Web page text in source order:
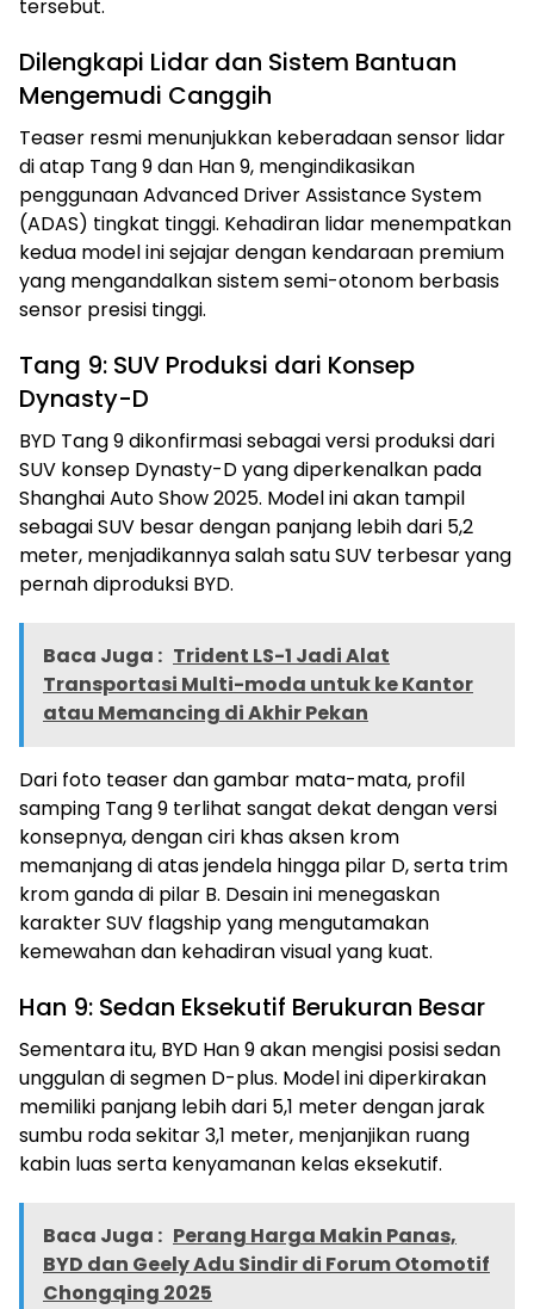
tersebut.
Dilengkapi Lidar dan Sistem Bantuan
Mengemudi Canggih
Teaser resmi menunjukkan keberadaan sensor lidar
di atap Tang 9 dan Han 9, mengindikasikan
penggunaan Advanced Driver Assistance System
(ADAS) tingkat tinggi. Kehadiran lidar menempatkan
kedua model ini sejajar dengan kendaraan premium
yang mengandalkan sistem semi-otonom berbasis
sensor presisi tinggi.
Tang 9: SUV Produksi dari Konsep
Dynasty-D
BYD Tang 9 dikonfirmasi sebagai versi produksi dari
SUV konsep Dynasty-D yang diperkenalkan pada
Shanghai Auto Show 2025. Model ini akan tampil
sebagai SUV besar dengan panjang lebih dari 5,2
meter, menjadikannya salah satu SUV terbesar yang
pernah diproduksi BYD.
Baca Juga : Trident LS-1 Jadi Alat
Transportasi Multi-moda untuk ke Kantor
atau Memancing di Akhir Pekan
Dari foto teaser dan gambar mata-mata, profil
samping Tang 9 terlihat sangat dekat dengan versi
konsepnya, dengan ciri khas aksen krom
memanjang di atas jendela hingga pilar D, serta trim
krom ganda di pilar B. Desain ini menegaskan
karakter SUV flagship yang mengutamakan
kemewahan dan kehadiran visual yang kuat.
Han 9: Sedan Eksekutif Berukuran Besar
Sementara itu, BYD Han 9 akan mengisi posisi sedan
unggulan di segmen D-plus. Model ini diperkirakan
memiliki panjang lebih dari 5,1 meter dengan jarak
sumbu roda sekitar 3,1 meter, menjanjikan ruang
kabin luas serta kenyamanan kelas eksekutif.
Baca Juga : Perang Harga Makin Panas,
BYD dan Geely Adu Sindir di Forum Otomotif
Chongqing 2025